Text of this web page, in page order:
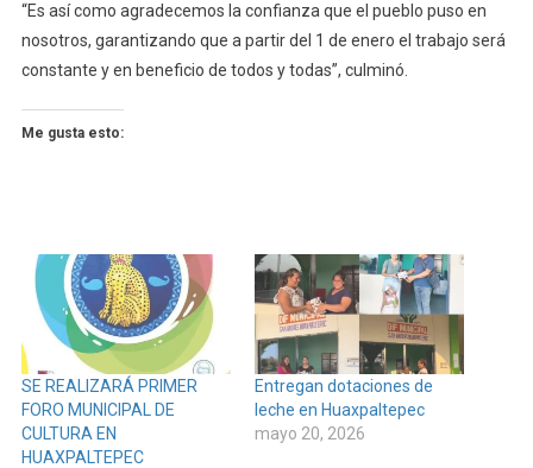
“Es así como agradecemos la confianza que el pueblo puso en
nosotros, garantizando que a partir del 1 de enero el trabajo será
constante y en beneficio de todos y todas”, culminó.
Me gusta esto:
SE REALIZARÁ PRIMER
FORO MUNICIPAL DE
CULTURA EN
HUAXPALTEPEC
Entregan dotaciones de
leche en Huaxpaltepec
mayo 20, 2026